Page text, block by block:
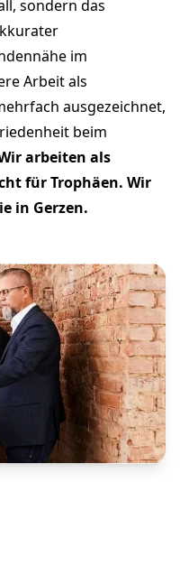
sondern das
im
Arbeit als
ausgezeichnet,
beim
arbeiten als
für Trophäen. Wir
in Gerzen.